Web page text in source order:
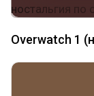
Overwatch 1